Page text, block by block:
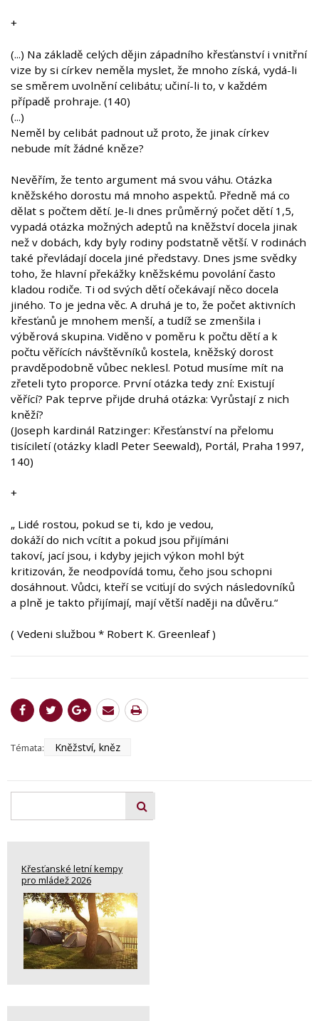
+
(...) Na základě celých dějin západního křesťanství i vnitřní
vize by si církev neměla myslet, že mnoho získá, vydá-li
se směrem uvolnění celibátu; učiní-li to, v každém
případě prohraje. (140)
(...)
Neměl by celibát padnout už proto, že jinak církev
nebude mít žádné kněze?
Nevěřím, že tento argument má svou váhu. Otázka
kněžského dorostu má mnoho aspektů. Předně má co
dělat s počtem dětí. Je-li dnes průměrný počet dětí 1,5,
vypadá otázka možných adeptů na kněžství docela jinak
než v dobách, kdy byly rodiny podstatně větší. V rodinách
také převládají docela jiné představy. Dnes jsme svědky
toho, že hlavní překážky kněžskému povolání často
kladou rodiče. Ti od svých dětí očekávají něco docela
jiného. To je jedna věc. A druhá je to, že počet aktivních
křesťanů je mnohem menší, a tudíž se zmenšila i
výběrová skupina. Viděno v poměru k počtu dětí a k
počtu věřících návštěvníků kostela, kněžský dorost
pravděpodobně vůbec neklesl. Potud musíme mít na
zřeteli tyto proporce. První otázka tedy zní: Existují
věřící? Pak teprve přijde druhá otázka: Vyrůstají z nich
kněží?
(Joseph kardinál Ratzinger: Křesťanství na přelomu
tisíciletí (otázky kladl Peter Seewald), Portál, Praha 1997,
140)
+
„ Lidé rostou, pokud se ti, kdo je vedou,
dokáží do nich vcítit a pokud jsou přijímáni
takoví, jací jsou, i kdyby jejich výkon mohl být
kritizován, že neodpovídá tomu, čeho jsou schopni
dosáhnout. Vůdci, kteří se vciťují do svých následovníků
a plně je takto přijímají, mají větší naději na důvěru.“
( Vedeni službou * Robert K. Greenleaf )
Témata: Kněžství, kněz
Křesťanské letní kempy
pro mládež 2026